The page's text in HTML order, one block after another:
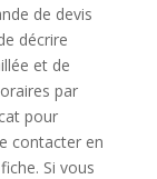
de devis
décrire
et de
par
pour
contacter en
Si vous